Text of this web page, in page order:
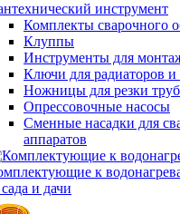
инструмент
Комплекты сварочного
Клуппы
Инструменты для
Ключи для радиаторов и
Ножницы для резки труб
Опрессовочные насосы
Сменные насадки для
аппаратов
к
и дачи